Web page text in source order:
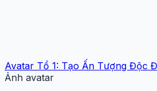
Avatar Tổ 1: Tạo Ấn Tượng Độc
Ảnh avatar